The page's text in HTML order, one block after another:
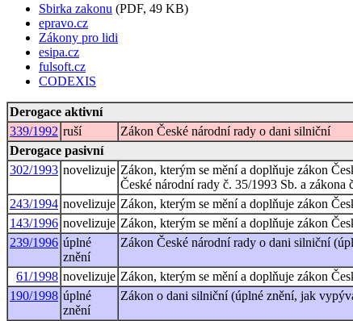
Sbirka zakonu (PDF, 49 KB)
epravo.cz
Zákony pro lidi
esipa.cz
fulsoft.cz
CODEXIS
Derogace aktivní
339/1992 ruší
Zákon České národní rady o dani silniční
Derogace pasivní
302/1993 novelizuje Zákon, kterým se mění a doplňuje zákon
České národní rady č. 35/1993 Sb. a
243/1994 novelizuje Zákon, kterým se mění a doplňuje zákon
143/1996 novelizuje Zákon, kterým se mění a doplňuje zákon
239/1996 úplné
znění
Zákon České národní rady o dani silniční
61/1998 novelizuje Zákon, kterým se mění a doplňuje zákon
190/1998 úplné
znění
Zákon o dani silniční (úplné znění, jak